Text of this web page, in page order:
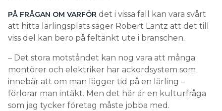
PÅ FRÅGAN OM VARFÖR det i vissa fall kan vara svårt
att hitta lärlingsplats säger Robert Lantz att det till
viss del kan bero på feltänkt ute i branschen.
– Det stora motståndet kan nog vara att många
montörer och elektriker har ackordsystem som
innebär att om man lägger tid på en lärling –
förlorar man intäkt. Men det här är en kulturfråga
som jag tycker företag måste jobba med.